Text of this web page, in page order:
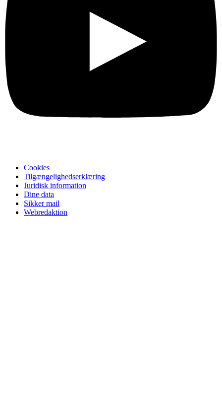
Cookies
Tilgængelighedserklæring
Juridisk information
Dine data
Sikker mail
Webredaktion